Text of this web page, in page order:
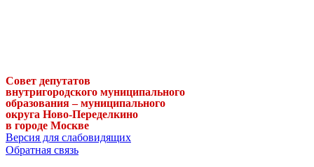
Совет депутатов
внутригородского муниципального
образования – муниципального
округа Ново-Переделкино
в городе Москве
Версия для слабовидящих
Обратная связь